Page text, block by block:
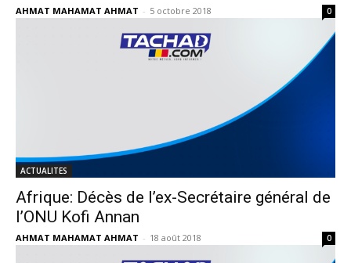
AHMAT MAHAMAT AHMAT - 5 octobre 2018 0
ACTUALITES
Afrique: Décès de l’ex-Secrétaire général de
l’ONU Kofi Annan
AHMAT MAHAMAT AHMAT - 18 août 2018 0